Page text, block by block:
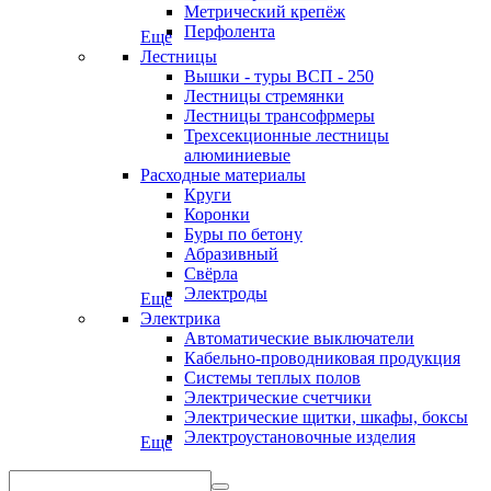
Метрический крепёж
Перфолента
Еще
Лестницы
Вышки - туры ВСП - 250
Лестницы стремянки
Лестницы трансофрмеры
Трехсекционные лестницы
алюминиевые
Расходные материалы
Круги
Коронки
Буры по бетону
Абразивный
Свёрла
Электроды
Еще
Электрика
Автоматические выключатели
Кабельно-проводниковая продукция
Системы теплых полов
Электрические счетчики
Электрические щитки, шкафы, боксы
Электроустановочные изделия
Еще